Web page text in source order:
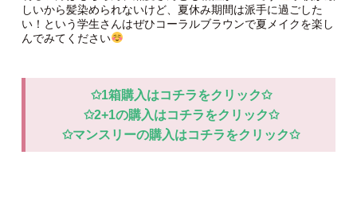
下：両目装着
フチがかわいすぎます
明るい方はもちろん、黒髪さんとも相性がいいです
しいから髪染められないけど、夏休み期間は派手に過ごした
い！という学生さんはぜひコーラルブラウンで夏メイクを楽し
んでみてください